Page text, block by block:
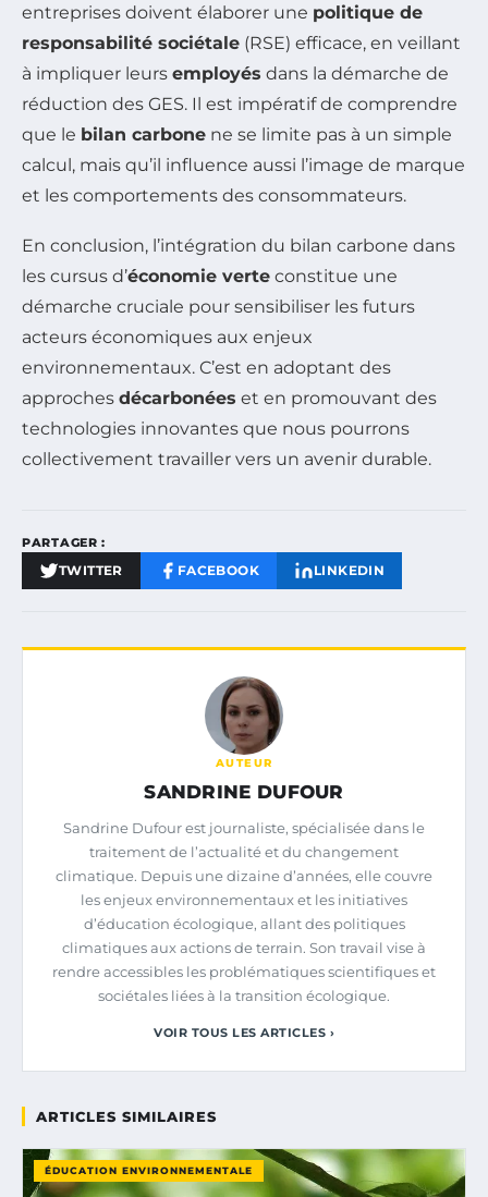
entreprises doivent élaborer une politique de
responsabilité sociétale (RSE) efficace, en veillant
à impliquer leurs employés dans la démarche de
réduction des GES. Il est impératif de comprendre
que le bilan carbone ne se limite pas à un simple
calcul, mais qu’il influence aussi l’image de marque
et les comportements des consommateurs.
En conclusion, l’intégration du bilan carbone dans
les cursus d’économie verte constitue une
démarche cruciale pour sensibiliser les futurs
acteurs économiques aux enjeux
environnementaux. C’est en adoptant des
approches décarbonées et en promouvant des
technologies innovantes que nous pourrons
collectivement travailler vers un avenir durable.
PARTAGER :
TWITTER FACEBOOK LINKEDIN
AUTEUR
SANDRINE DUFOUR
Sandrine Dufour est journaliste, spécialisée dans le
traitement de l’actualité et du changement
climatique. Depuis une dizaine d’années, elle couvre
les enjeux environnementaux et les initiatives
d’éducation écologique, allant des politiques
climatiques aux actions de terrain. Son travail vise à
rendre accessibles les problématiques scientifiques et
sociétales liées à la transition écologique.
VOIR TOUS LES ARTICLES ›
ARTICLES SIMILAIRES
ÉDUCATION ENVIRONNEMENTALE